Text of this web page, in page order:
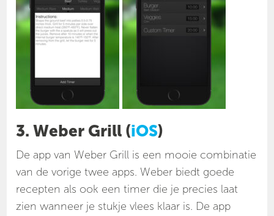
3. Weber Grill (iOS)
De app van Weber Grill is een mooie combinatie
van de vorige twee apps. Weber biedt goede
recepten als ook een timer die je precies laat
zien wanneer je stukje vlees klaar is. De app